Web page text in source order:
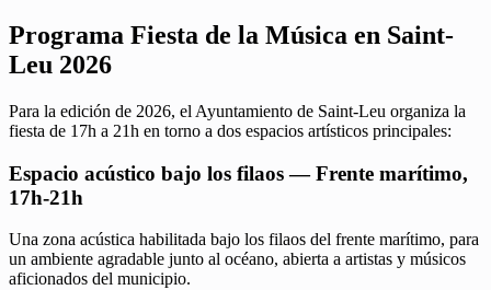
Programa Fiesta de la Música en Saint-
Leu 2026
Para la edición de 2026, el Ayuntamiento de Saint-Leu organiza la
fiesta de 17h a 21h en torno a dos espacios artísticos principales:
Espacio acústico bajo los filaos — Frente marítimo,
17h-21h
Una zona acústica habilitada bajo los filaos del frente marítimo, para
un ambiente agradable junto al océano, abierta a artistas y músicos
aficionados del municipio.